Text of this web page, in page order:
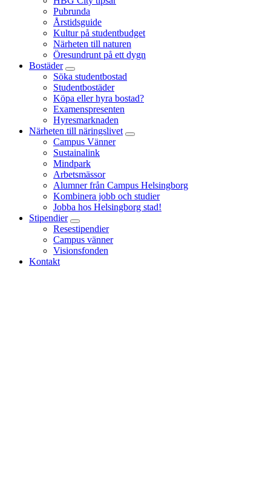
Pubrunda
Årstidsguide
Kultur på studentbudget
Närheten till naturen
Öresundrunt på ett dygn
Bostäder
Söka studentbostad
Studentbostäder
Köpa eller hyra bostad?
Examenspresenten
Hyresmarknaden
Närheten till näringslivet
Campus Vänner
Sustainalink
Mindpark
Arbetsmässor
Alumner från Campus Helsingborg
Kombinera jobb och studier
Jobba hos Helsingborg stad!
Stipendier
Resestipendier
Campus vänner
Visionsfonden
Kontakt